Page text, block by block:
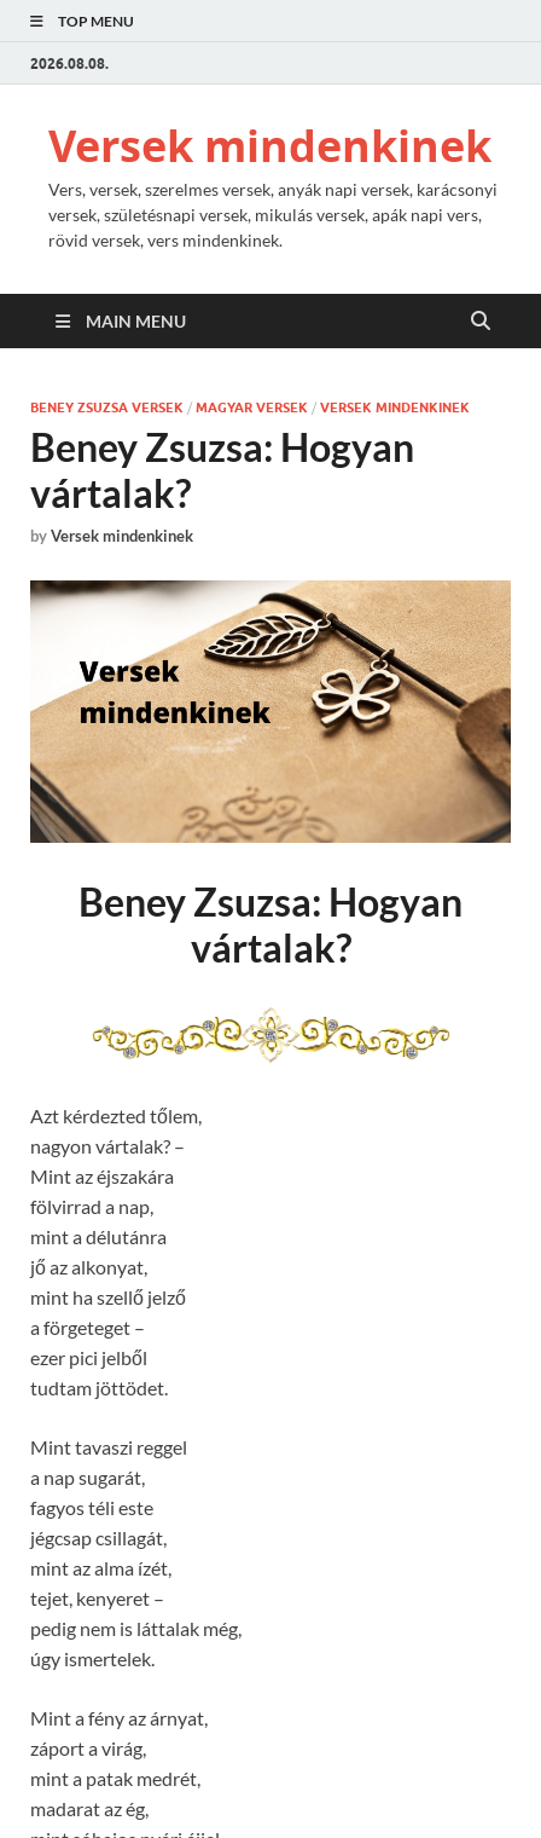
TOP MENU
2026.08.08.
Versek mindenkinek
Vers, versek, szerelmes versek, anyák napi versek, karácsonyi
versek, születésnapi versek, mikulás versek, apák napi vers,
rövid versek, vers mindenkinek.
MAIN MENU
BENEY ZSUZSA VERSEK / MAGYAR VERSEK / VERSEK MINDENKINEK
Beney Zsuzsa: Hogyan
vártalak?
byVersek mindenkinek
Beney Zsuzsa: Hogyan
vártalak?
Azt kérdezted tőlem,
nagyon vártalak? –
Mint az éjszakára
fölvirrad a nap,
mint a délutánra
jő az alkonyat,
mint ha szellő jelző
a förgeteget –
ezer pici jelből
tudtam jöttödet.
Mint tavaszi reggel
a nap sugarát,
fagyos téli este
jégcsap csillagát,
mint az alma ízét,
tejet, kenyeret –
pedig nem is láttalak még,
úgy ismertelek.
Mint a fény az árnyat,
záport a virág,
mint a patak medrét,
madarat az ég,